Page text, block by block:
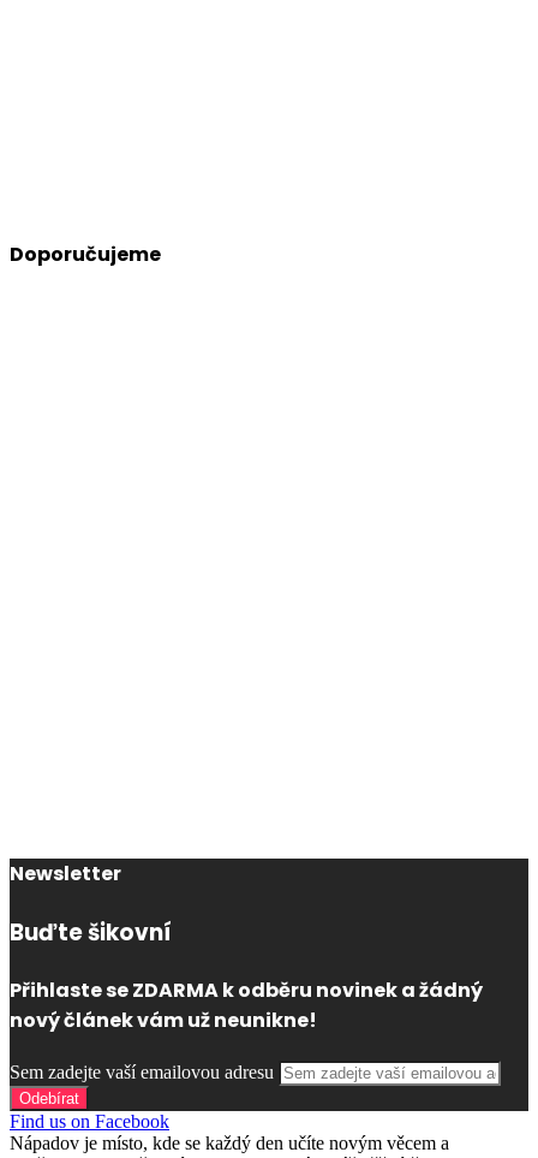
Doporučujeme
Newsletter
Buďte šikovní
Přihlaste se ZDARMA k odběru novinek a žádný
nový článek vám už neunikne!
Sem zadejte vaší emailovou adresu
Find us on Facebook
Nápadov je místo, kde se každý den učíte novým věcem a